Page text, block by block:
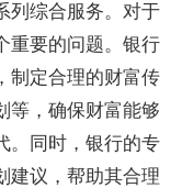
列综合服务。对于
重要的问题。银行
制定合理的财富传
等，确保财富能够
。同时，银行的专
建议，帮助其合理